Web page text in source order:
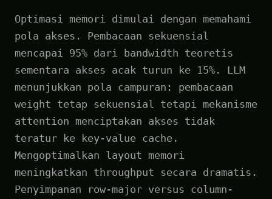
Optimasi memori dimulai dengan memahami
pola akses. Pembacaan sekuensial
mencapai 95% dari bandwidth teoretis
sementara akses acak turun ke 15%. LLM
menunjukkan pola campuran: pembacaan
weight tetap sekuensial tetapi mekanisme
attention menciptakan akses tidak
teratur ke key-value cache.
Mengoptimalkan layout memori
meningkatkan throughput secara dramatis.
Penyimpanan row-major versus column-